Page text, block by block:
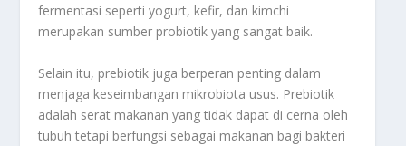
fermentasi seperti yogurt, kefir, dan kimchi
merupakan sumber probiotik yang sangat baik.
Selain itu, prebiotik juga berperan penting dalam
menjaga keseimbangan mikrobiota usus. Prebiotik
adalah serat makanan yang tidak dapat di cerna oleh
tubuh tetapi berfungsi sebagai makanan bagi bakteri